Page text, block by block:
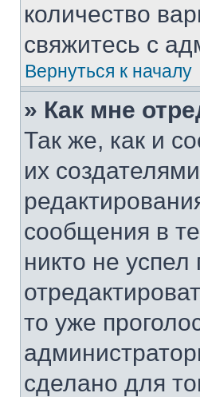
количество
свяжитесь с
Вернуться к началу
» Как мне
Так же, как и
их
сообщения в
никто не
то уже
сделано для